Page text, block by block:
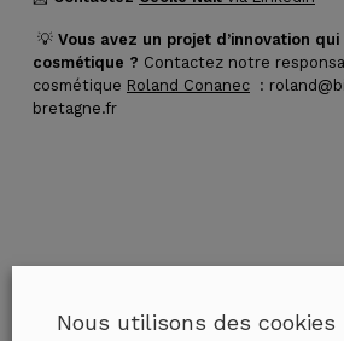
💡 Vous avez un projet d’innovation
cosmétique ? Contactez notre
cosmétique Roland Conanec :
bretagne.fr
Nous utilisons des cookies